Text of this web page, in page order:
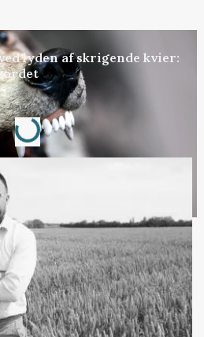
lyden af skrigende kvier:
Annonce
Loading...